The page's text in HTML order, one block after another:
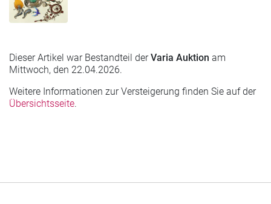
Dieser Artikel war Bestandteil derVaria Auktion am
Mittwoch, den 22.04.2026.
Weitere Informationen zur Versteigerung finden Sie auf der
Übersichtsseite.